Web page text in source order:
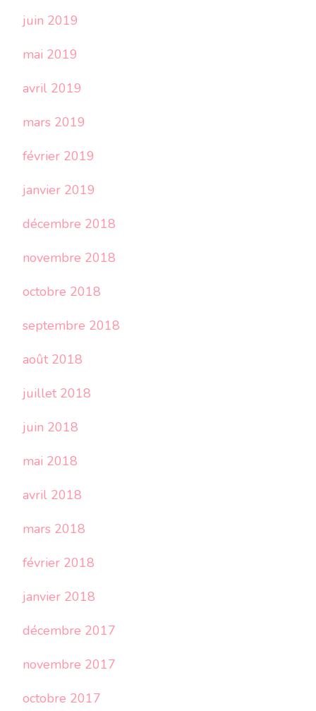
juin 2019
mai 2019
avril 2019
mars 2019
février 2019
janvier 2019
décembre 2018
novembre 2018
octobre 2018
septembre 2018
août 2018
juillet 2018
juin 2018
mai 2018
avril 2018
mars 2018
février 2018
janvier 2018
décembre 2017
novembre 2017
octobre 2017